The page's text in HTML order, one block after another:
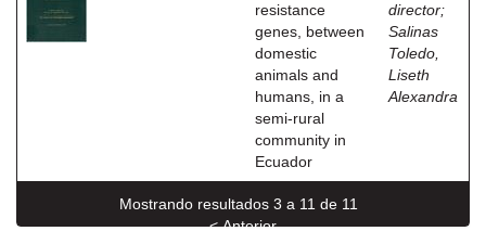
resistance
genes, between
domestic
animals and
humans, in a
semi-rural
community in
Ecuador
director;
Salinas
Toledo,
Liseth
Alexandra
Mostrando resultados 3 a 11 de 11
< Anterior